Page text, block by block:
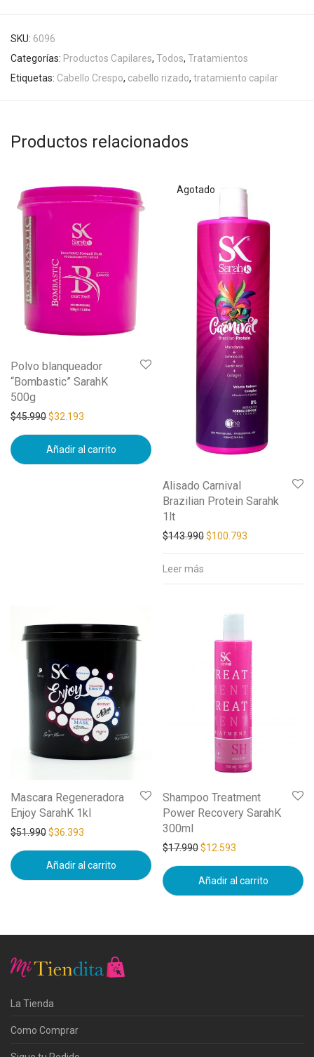
SKU: 6096
Categorías: Productos Capilares, Todos, Tratamientos
Etiquetas: Cabello Crespo, cabello rizado, tratamiento capilar
Productos relacionados
Polvo blanqueador
“Bombastic” SarahK
500g
$45.990$32.193
Añadir al carrito
Alisado Carnival
Brazilian Protein Sarahk
1lt
$143.990$100.793
Leer más
Mascara Regeneradora
Enjoy SarahK 1kl
$51.990$36.393
Añadir al carrito
Shampoo Treatment
Power Recovery SarahK
300ml
$17.990$12.593
Añadir al carrito
La Tienda
Como Comprar